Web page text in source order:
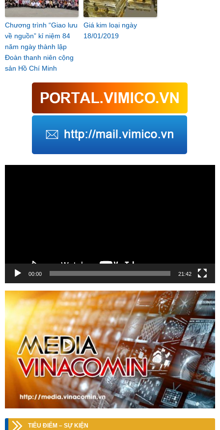
Chương trình “Giao lưu
về nguồn” kỉ niệm 84
năm ngày thành lập
Đoàn thanh niên cộng
sản Hồ Chí Minh
Giá kim loại ngày
18/01/2019
00:00 21:42
TIÊU ĐIỂM – SỰ KIỆN